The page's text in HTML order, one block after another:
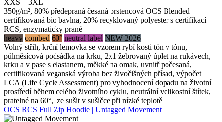
XXS – 3XL
350g/m², 80% předepraná česaná prstencová OCS Blended
certifikovaná bio bavlna, 20% recyklovaný polyester s certifikací
RCS, enzymaticky prané
heavy combed 60° neutral label NEW 2026
Volný střih, krční lemovka se vzorem rybí kosti tón v tónu,
půlměsícová podsádka na krku, 2x1 žebrovaný úplet na rukávech,
krku a v pase s elastanem, měkké na omak, uvnitř počesaná,
certifikovaná veganská výroba bez živočišných přísad, výpočet
LCA (Life Cycle Assessment) pro vyhodnocení dopadu na životní
prostředí během celého životního cyklu, neutrální velikostní štítek,
pratelné na 60°, lze sušit v sušičce při nízké teplotě
OCS RCS Full Zip Hoodie | Untagged Movement